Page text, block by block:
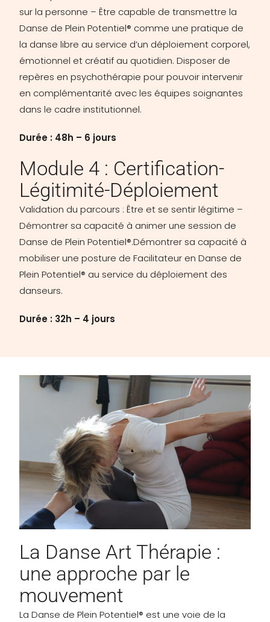
sur la personne – Être capable de transmettre la
Danse de Plein Potentiel® comme une pratique de
la danse libre au service d’un déploiement corporel,
émotionnel et créatif au quotidien. Disposer de
repères en psychothérapie pour pouvoir intervenir
en complémentarité avec les équipes soignantes
dans le cadre institutionnel.
Durée : 48h – 6 jours
Module 4 : Certification-
Légitimité-Déploiement
Validation du parcours : Être et se sentir légitime –
Démontrer sa capacité à animer une session de
Danse de Plein Potentiel®.Démontrer sa capacité à
mobiliser une posture de Facilitateur en Danse de
Plein Potentiel® au service du déploiement des
danseurs.
Durée : 32h – 4 jours
La Danse Art Thérapie :
une approche par le
mouvement
La Danse de Plein Potentiel® est une voie de la